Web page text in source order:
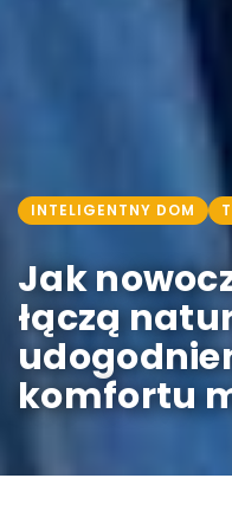
INTELIGENTNY DOM
Jak
łączą
komfortu